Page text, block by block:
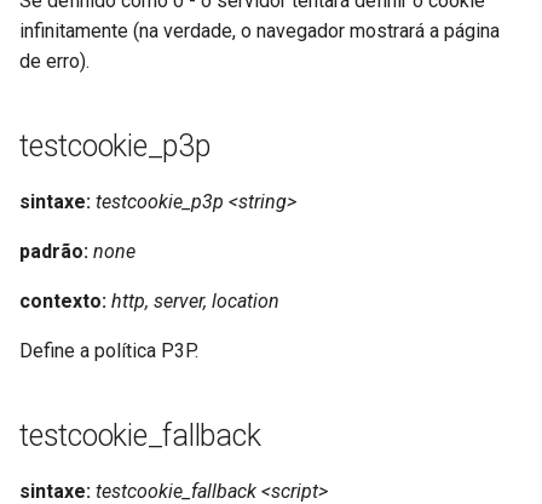
sniproxy
string
t1k
tags
tarantool
template
infinitamente (na verdade, o navegador mostrará a página
de erro).
testcookie_p3p
sintaxe: testcookie_p3p <string>
padrão: none
contexto: http, server, location
Define a política P3P.
testcookie_fallback
sintaxe: testcookie_fallback <script>